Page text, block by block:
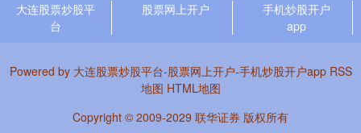
大连股票炒股平
台
股票网上开户
手机炒股开户
app
Powered by 大连股票炒股平台-股票网上开户-手机炒股开户app RSS
地图 HTML地图
Copyright © 2009-2029 联华证券 版权所有